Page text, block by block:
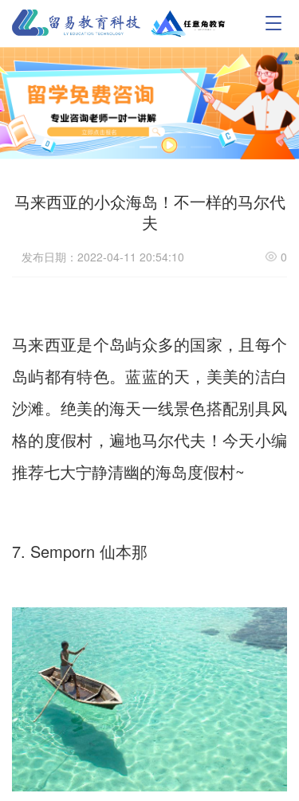
T
g
g
l
e
a
a
t
n
马来西亚的小众海岛！不一样的马尔代
夫
发布日期：2022-04-11 20:54:10 0
马来西亚是个岛屿众多的国家，且每个
岛屿都有特色。蓝蓝的天，美美的洁白
沙滩。绝美的海天一线景色搭配别具风
格的度假村，遍地马尔代夫！今天小编
推荐七大宁静清幽的海岛度假村~
7. Semporn 仙本那